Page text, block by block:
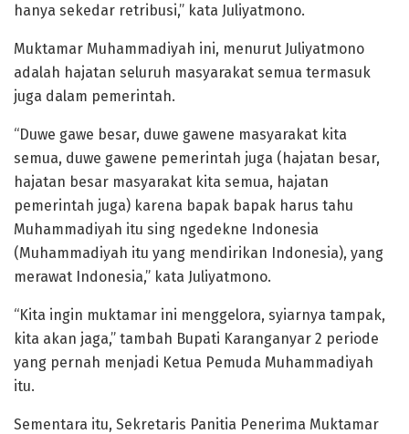
hanya sekedar retribusi,” kata Juliyatmono.
Muktamar Muhammadiyah ini, menurut Juliyatmono
adalah hajatan seluruh masyarakat semua termasuk
juga dalam pemerintah.
“Duwe gawe besar, duwe gawene masyarakat kita
semua, duwe gawene pemerintah juga (hajatan besar,
hajatan besar masyarakat kita semua, hajatan
pemerintah juga) karena bapak bapak harus tahu
Muhammadiyah itu sing ngedekne Indonesia
(Muhammadiyah itu yang mendirikan Indonesia), yang
merawat Indonesia,” kata Juliyatmono.
“Kita ingin muktamar ini menggelora, syiarnya tampak,
kita akan jaga,” tambah Bupati Karanganyar 2 periode
yang pernah menjadi Ketua Pemuda Muhammadiyah
itu.
Sementara itu, Sekretaris Panitia Penerima Muktamar